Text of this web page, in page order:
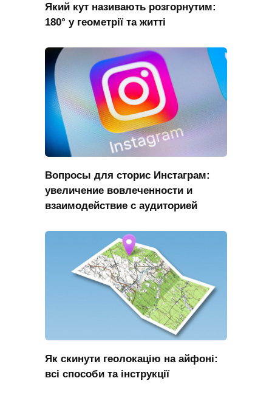
Який кут називають розгорнутим:
180° у геометрії та житті
Вопросы для сторис Инстаграм:
увеличение вовлеченности и
взаимодействие с аудиторией
Як скинути геолокацію на айфоні:
всі способи та інструкції